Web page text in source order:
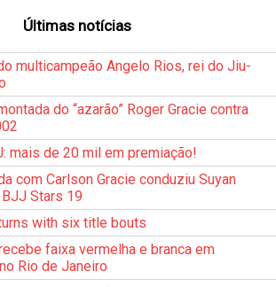
Últimas notícias
multicampeão Angelo Rios, rei do Jiu-
do “azarão” Roger Gracie contra
mais de 20 mil em premiação!
com Carlson Gracie conduziu Suyan
Stars 19
with six title bouts
faixa vermelha e branca em
Rio de Janeiro